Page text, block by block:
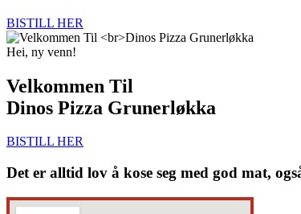
BISTILL HER
Hei, ny venn!
Velkommen Til
Dinos Pizza Grunerløkka
BISTILL HER
Det er alltid lov å kose seg med god mat,